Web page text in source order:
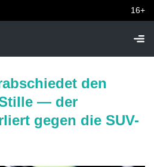
16+
den
— der
gegen die SUV-